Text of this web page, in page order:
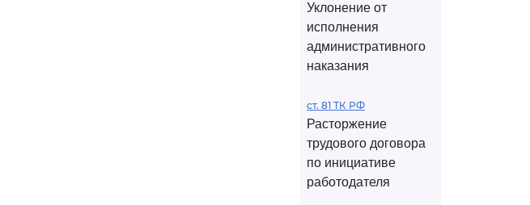
Уклонение от
исполнения
административного
наказания
ст. 81 ТК РФ
Расторжение
трудового договора
по инициативе
работодателя